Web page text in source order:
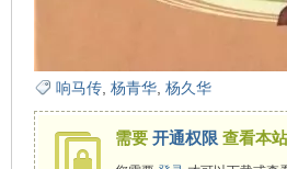
响马传, 杨青华, 杨久华
需要 开通权限 查看本